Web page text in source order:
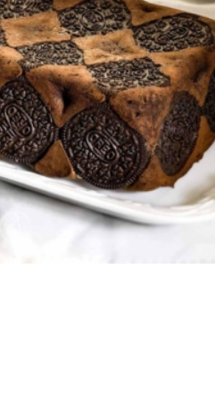
Εύκολη 0:35